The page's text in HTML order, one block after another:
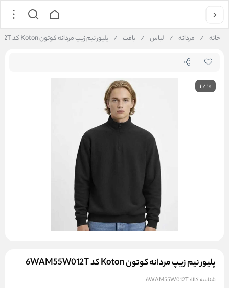
خانه / مردانه / لباس / بافت / پليور نیم زیپ مردانه کوتون Koton کد 6WAM55W012T
1/10
پليور نیم زیپ مردانه کوتون Koton کد 6WAM55W012T
شناسه کالا:6WAM55W012T